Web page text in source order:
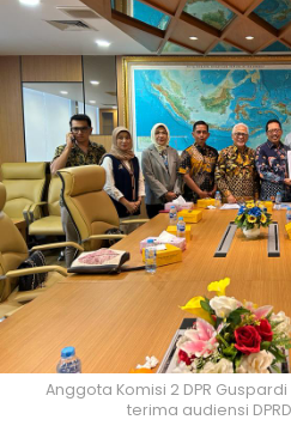
Anggota Komisi 2 DPR
terima audiensi